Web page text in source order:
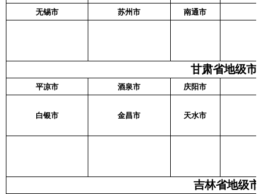
无锡市
苏州市 南通市
甘肃省地级市
平凉市 酒泉市 庆阳市
白银市 金昌市 天水市
吉林省地级